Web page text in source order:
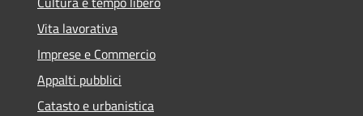
Vita lavorativa
Imprese e Commercio
Appalti pubblici
Catasto e urbanistica